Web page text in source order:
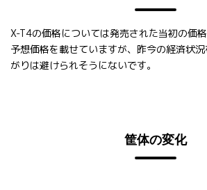
X-T4の価格については発売された当初の価
予想価格を載せていますが、昨今の経済状
がりは避けられそうにないです。
筐体の変化